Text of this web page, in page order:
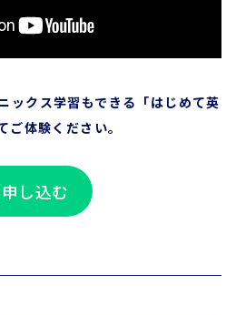
ックス学習もできる 「はじめて英
ご体験ください。
し込む